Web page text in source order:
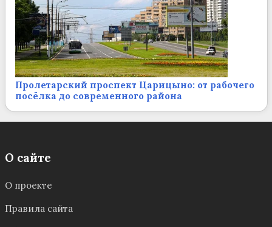
Пролетарский проспект Царицыно: от рабочего
посёлка до современного района
О сайте
О проекте
Правила сайта